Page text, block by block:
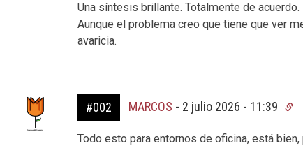
Una síntesis brillante. Totalmente de acuerdo.
Aunque el problema creo que tiene que ver
avaricia.
#002 MARCOS - 2 julio 2026 - 11:39
Todo esto para entornos de oficina, está